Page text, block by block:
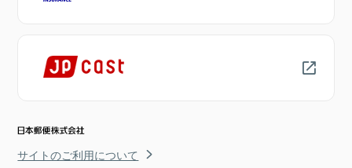
サイトのご利用について